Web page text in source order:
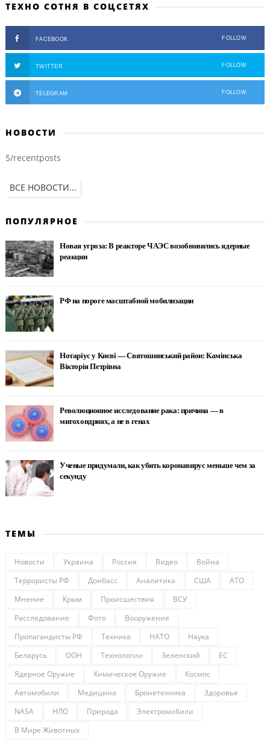
ТЕХНО СОТНЯ В СОЦСЕТЯХ
FACEBOOK FOLLOW
TWITTER FOLLOW
TELEGRAM FOLLOW
НОВОСТИ
5/recentposts
ВСЕ НОВОСТИ...
ПОПУЛЯРНОЕ
Новая угроза: В реакторе ЧАЭС возобновились ядерные
реакции
РФ на пороге масштабной мобилизации
Нотаріус у Києві — Святошинський район: Камінська
Вікторія Петрівна
Революционное исследование рака: причина — в
митохондриях, а не в генах
Ученые придумали, как убить коронавирус меньше чем за
секунду
ТЕМЫ
Новости Украина Россия Видео
Война
Террористы РФ
Донбасс Аналитика США
АТО
Мнение
Крым Происшествия
ВСУ
Расследование
Фото
Вооружение
Пропагандисты РФ
Техника НАТО
Наука
Беларусь
ООН Технологии Зеленский
ЕС
Ядерное Оружие
Химическое Оружие
Космос
Автомобили
Медицина Бронетехника
Здоровье
NASA
НЛО Природа
Электромобили
В Мире Животных